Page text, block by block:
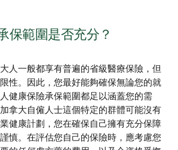
保範圍是否充分？
人一般都享有普遍的省級醫療保險，但
性。因此，您最好能夠確保無論您的就
健康保險承保範圍都足以涵蓋您的需
拿大自僱人士這個特定的群體可能沒有
健康計劃，您在確保自己擁有充分保障
慎。在評估您自己的保險時，應考慮您